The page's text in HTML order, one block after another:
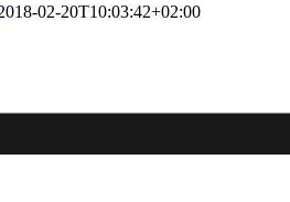
02-20T10:03:42+02:00